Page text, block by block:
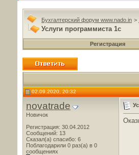
Бухгалтерский форум www.nado.in >
Услуги программиста 1с
Регистрация
02.09.2020, 20:32
novatrade
Новичок
Регистрация: 30.04.2012
Сообщений: 13
Сказал(а) спасибо: 6
Поблагодарили 0 раз(а) в 0
сообщениях